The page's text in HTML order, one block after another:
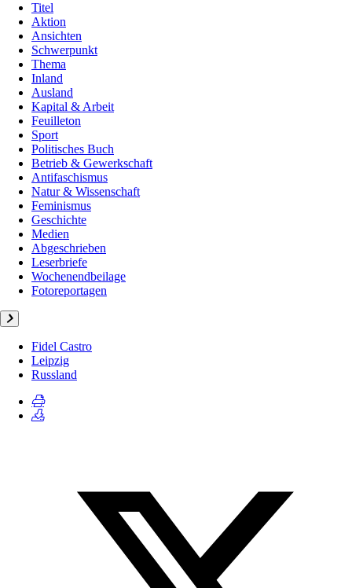
Titel
Aktion
Ansichten
Schwerpunkt
Thema
Inland
Ausland
Kapital & Arbeit
Feuilleton
Sport
Politisches Buch
Betrieb & Gewerkschaft
Antifaschismus
Natur & Wissenschaft
Feminismus
Geschichte
Medien
Abgeschrieben
Leserbriefe
Wochenendbeilage
Fotoreportagen
Fidel Castro
Leipzig
Russland